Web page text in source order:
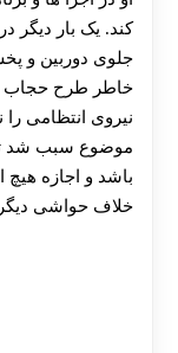
کند. یک بار دیگر
جلوی دوربین و
خاطر طرح حجاب و
نیروی انتظامی
موضوع سبب شد
باشد و اجازه هیچ
خلاف حواشی دیگر